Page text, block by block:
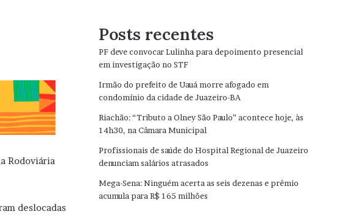
Rodoviária
deslocadas
Posts recentes
PF deve convocar Lulinha para depoimento presencial
em investigação no STF
Irmão do prefeito de Uauá morre afogado em
condomínio da cidade de Juazeiro-BA
Riachão: “Tributo a Olney São Paulo” acontece hoje, às
14h30, na Câmara Municipal
Profissionais de saúde do Hospital Regional de Juazeiro
denunciam salários atrasados
Mega-Sena: Ninguém acerta as seis dezenas e prêmio
acumula para R$ 165 milhões